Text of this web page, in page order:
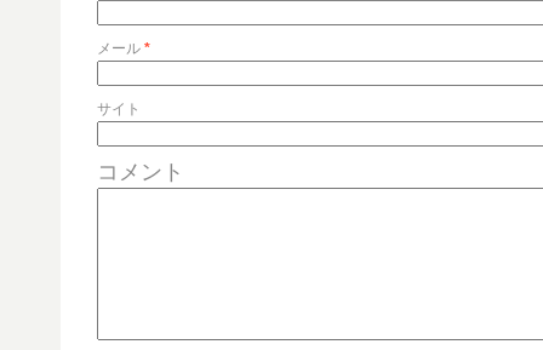
メール *
サイト
コメント